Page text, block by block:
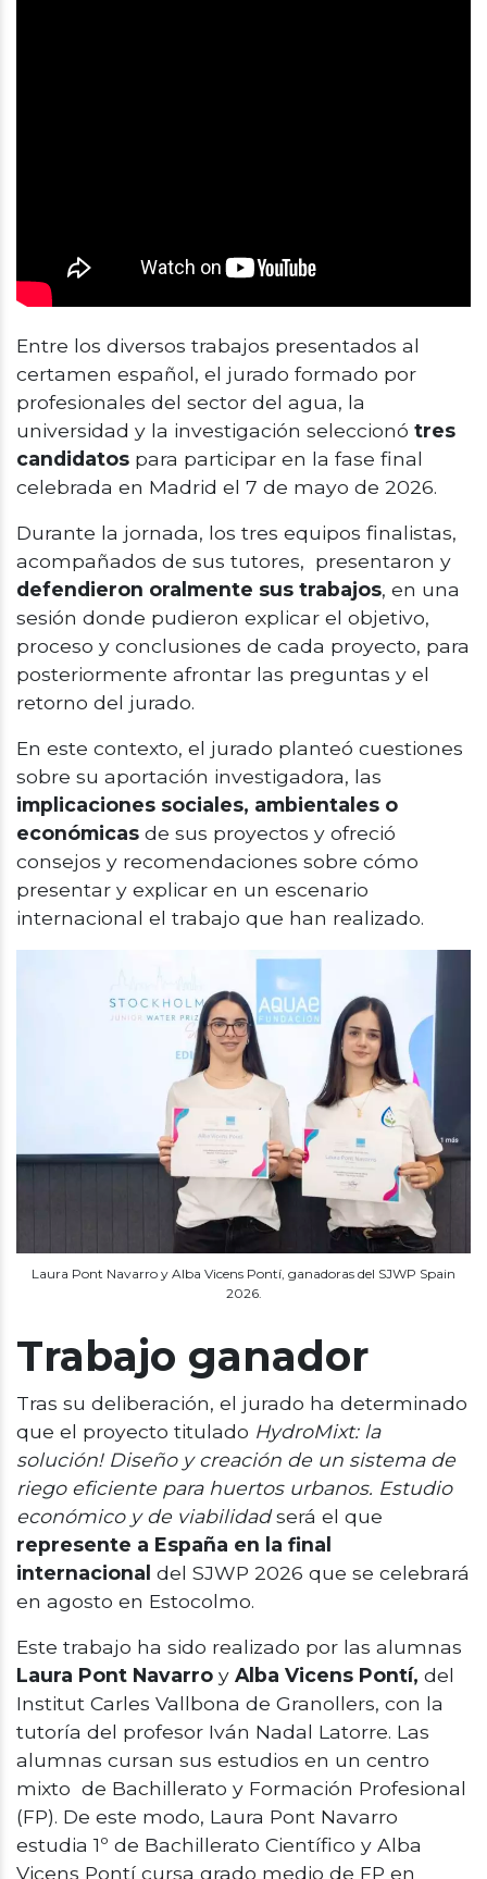
Entre los diversos trabajos presentados al
certamen español, el jurado formado por
profesionales del sector del agua, la
universidad y la investigación seleccionó tres
candidatos para participar en la fase final
celebrada en Madrid el 7 de mayo de 2026.
Durante la jornada, los tres equipos finalistas,
acompañados de sus tutores, presentaron y
defendieron oralmente sus trabajos, en una
sesión donde pudieron explicar el objetivo,
proceso y conclusiones de cada proyecto, para
posteriormente afrontar las preguntas y el
retorno del jurado.
En este contexto, el jurado planteó cuestiones
sobre su aportación investigadora, las
implicaciones sociales, ambientales o
económicas de sus proyectos y ofreció
consejos y recomendaciones sobre cómo
presentar y explicar en un escenario
internacional el trabajo que han realizado.
Laura Pont Navarro y Alba Vicens Pontí, ganadoras del SJWP Spain
2026.
Trabajo ganador
Tras su deliberación, el jurado ha determinado
que el proyecto titulado HydroMixt: la
solución! Diseño y creación de un sistema de
riego eficiente para huertos urbanos. Estudio
económico y de viabilidadserá el que
represente a España en la final
internacional del SJWP 2026 que se celebrará
en agosto en Estocolmo.
Este trabajo ha sido realizado por las alumnas
Laura Pont Navarro y Alba Vicens Pontí, del
Institut Carles Vallbona de Granollers, con la
tutoría del profesor Iván Nadal Latorre. Las
alumnas cursan sus estudios en un centro
mixto de Bachillerato y Formación Profesional
(FP). De este modo, Laura Pont Navarro
estudia 1º de Bachillerato Científico y Alba
Vicens Pontí cursa grado medio de FP en